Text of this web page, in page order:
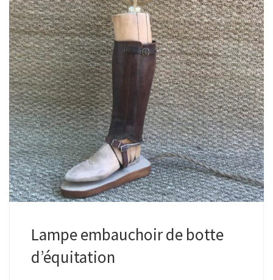
Lampe embauchoir de botte
d’équitation